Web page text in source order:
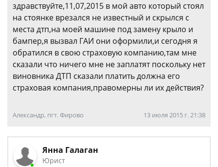
здравствуйте,11,07,2015 в мой авто который стоял
на стоянке врезался не известный и скрылся с
места дтп,на моей машине под замену крыло и
бампер,я вызвал ГАИ они оформили,и сегодня я
обратился в свою страховую компанию,там мне
сказали что ничего мне не заплатят поскольку нет
виновника ДТП сказали платить должна его
страховая компания,правомерны ли их действия?
Александр, пгт. Фирово 13 июля 2015 г. 21:38
Янна Галаган
Юрист